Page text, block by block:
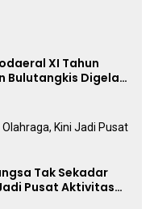
XI Tahun
Bulutangkis Digelar
Tak Sekadar
Pusat Aktivitas